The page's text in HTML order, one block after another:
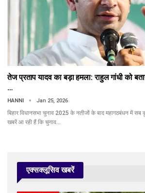
तेज प्रताप यादव का बड़ा हमला: राहुल गांधी को
…
HANNI Jan 25, 2026
बिहार विधानसभा चुनाव 2025 के नतीजों के बाद महागठबंधन में सब
खबरें आ रही हैं कि चुनाव…
एक्सक्लूसिव खबरें